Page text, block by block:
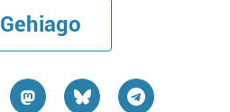
Gehiago